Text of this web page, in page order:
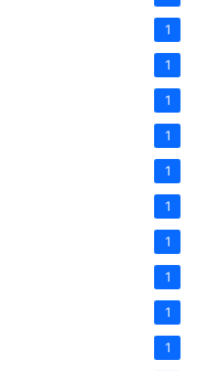
1
1
1
1
1
1
1
1
1
1